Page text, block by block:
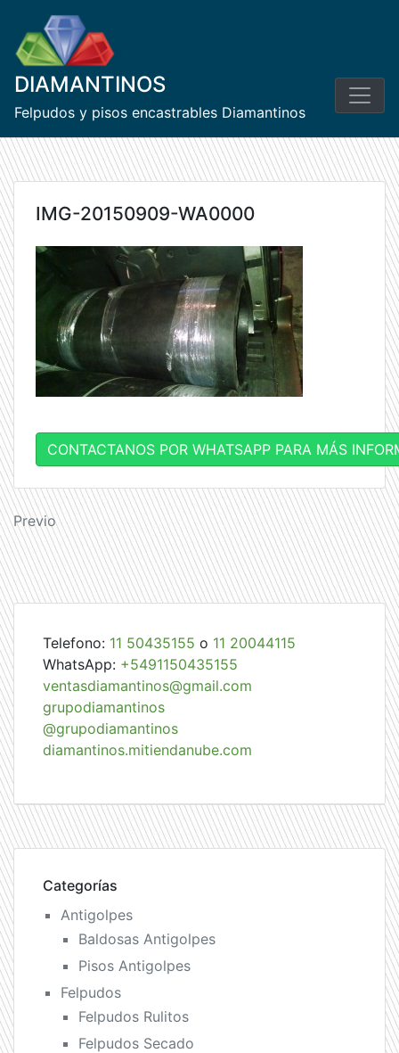
content
DIAMANTINOS
Felpudos y pisos encastrables Diamantinos
IMG-20150909-WA0000
CONTACTANOS POR WHATSAPP PARA MÁS
Navegación
de
entradas
Previo
Telefono: 11 50435155 o 11 20044115
WhatsApp: +5491150435155
ventasdiamantinos@gmail.com
grupodiamantinos
@grupodiamantinos
diamantinos.mitiendanube.com
Categorías
Antigolpes
Baldosas Antigolpes
Pisos Antigolpes
Felpudos
Felpudos Rulitos
Felpudos Secado